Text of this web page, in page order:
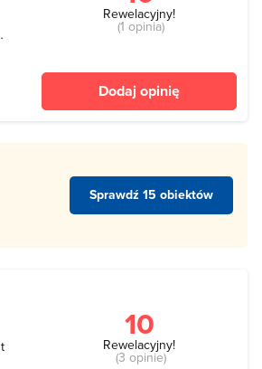
Rewelacyjny!
(1 opinia)
Dodaj opinię
Sprawdź 15 obiektów
10
Rewelacyjny!
(3 opinie)